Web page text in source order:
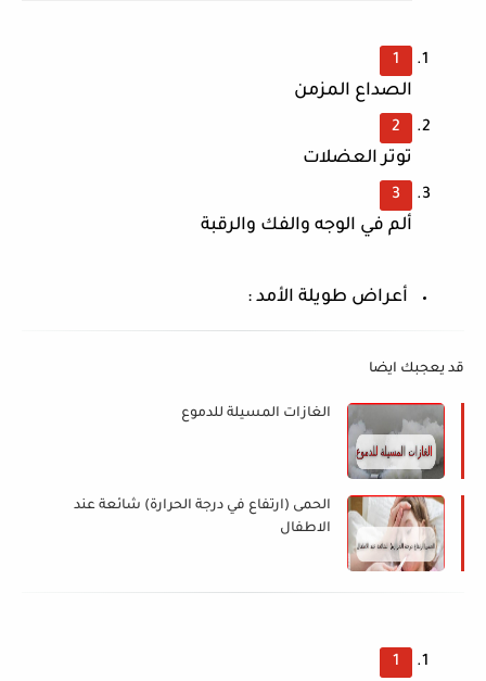
الصداع المزمن
توتر العضلات
ألم في الوجه والفك والرقبة
أعراض طويلة الأمد :
قد يعجبك ايضا
الغازات المسيلة للدموع
الحمى (ارتفاع في درجة الحرارة) شائعة عند
الاطفال